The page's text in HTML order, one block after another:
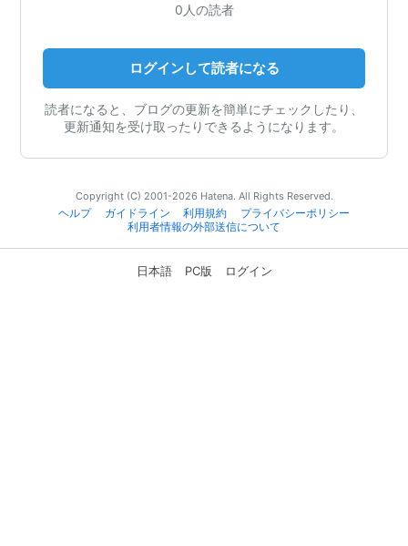
0人の読者
ログインして読者になる
読者になると、ブログの更新を簡単にチェックしたり、
更新通知を受け取ったりできるようになります。
Copyright (C) 2001-2026 Hatena. All Rights Reserved.
ヘルプ
ガイドライン 利用規約
プライバシーポリシー
利用者情報の外部送信について
日本語 PC版 ログイン